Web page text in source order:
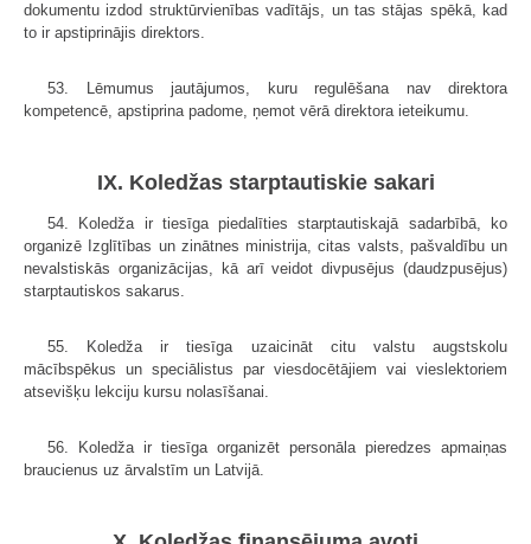
dokumentu izdod struktūrvienības vadītājs, un tas stājas spēkā, kad
to ir apstiprinājis direktors.
53. Lēmumus jautājumos, kuru regulēšana nav direktora
kompetencē, apstiprina padome, ņemot vērā direktora ieteikumu.
IX. Koledžas starptautiskie sakari
54. Koledža ir tiesīga piedalīties starptautiskajā sadarbībā, ko
organizē Izglītības un zinātnes ministrija, citas valsts, pašvaldību un
nevalstiskās organizācijas, kā arī veidot divpusējus (daudzpusējus)
starptautiskos sakarus.
55. Koledža ir tiesīga uzaicināt citu valstu augstskolu
mācībspēkus un speciālistus par viesdocētājiem vai vieslektoriem
atsevišķu lekciju kursu nolasīšanai.
56. Koledža ir tiesīga organizēt personāla pieredzes apmaiņas
braucienus uz ārvalstīm un Latvijā.